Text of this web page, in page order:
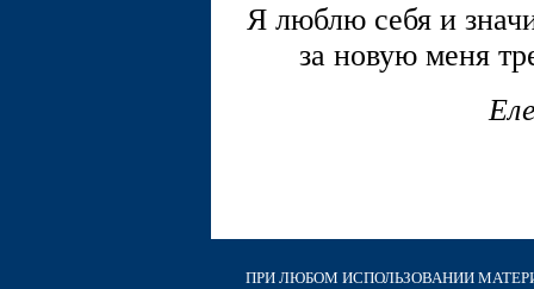
Я люблю себя и
за новую меня
ПРИ ЛЮБОМ ИСПОЛЬЗОВАНИИ